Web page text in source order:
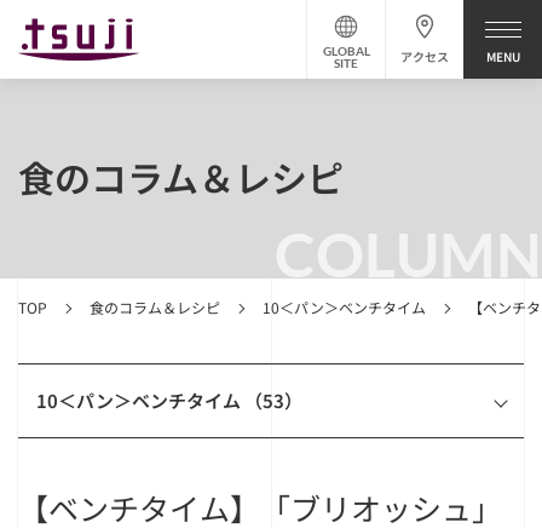
アクセス
GLOBAL
SITE
COLUMN
TOP 食のコラム＆レシピ 10＜パン＞ベンチタイム 【ベンチ
食のコラム＆レシピ
10＜パン＞ベンチタイム （53）
【ベンチタイム】「ブリオッシュ」